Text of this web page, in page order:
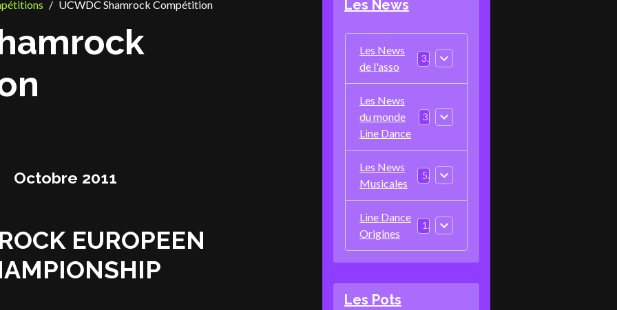
UCWDC Shamrock Compétition
Octobre 2011
EUROPEEN
Les News
Les News
de l'asso
3
Les News
du monde
Line Dance
3
Les News
Musicales
5
Line Dance
Origines
1
Les Pots